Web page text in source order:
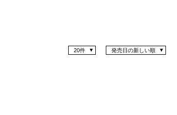
発売日の新しい順
20件